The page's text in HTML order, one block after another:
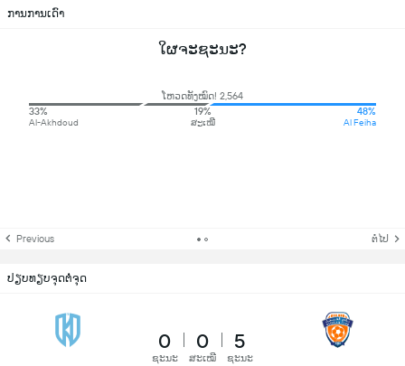
ການການເດົາ
ໃຜຈະຊະນະ?
ໂຫວດທັງໝົດ! 2,564
33%
Al-Akhdoud
19%
ສະເໝີ
48%
Al Feiha
Previous ຕໍ່ໄປ
ປຽບທຽບຈຸດຕໍ່ຈຸດ
0
ຊະນະ
0
ສະເໝີ
5
ຊະນະ